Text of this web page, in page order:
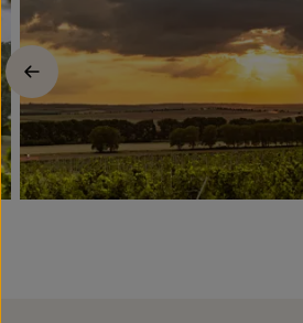
Previous